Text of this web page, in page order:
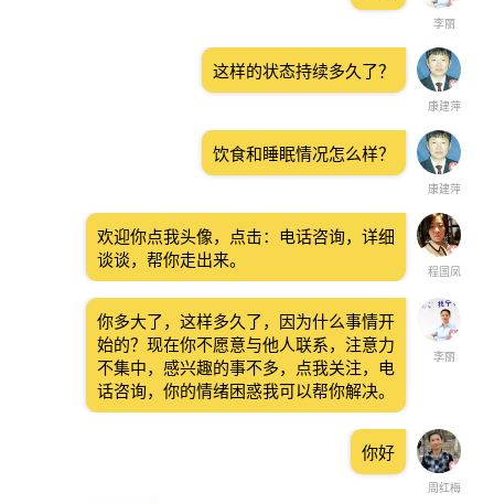
李丽
康建萍
这样的状态持续多久了？
康建萍
饮食和睡眠情况怎么样？
程国凤
欢迎你点我头像，点击：电话咨询，详细
谈谈，帮你走出来。
李丽
你多大了，这样多久了，因为什么事情开
始的？现在你不愿意与他人联系，注意力
不集中，感兴趣的事不多，点我关注，电
话咨询，你的情绪困惑我可以帮你解决。
周红梅
你好